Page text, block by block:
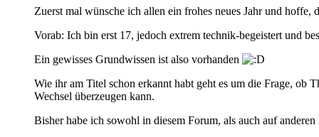
Zuerst mal wünsche ich allen ein frohes neues Jahr und hoffe,
Vorab: Ich bin erst 17, jedoch extrem technik-begeistert und
Ein gewisses Grundwissen ist also vorhanden
Wie ihr am Titel schon erkannt habt geht es um die Frage,
Wechsel überzeugen kann.
Bisher habe ich sowohl in diesem Forum, als auch auf